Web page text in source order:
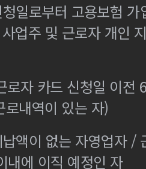
일로부터 고용보험
업주 및 근로자 개인
로자 카드 신청일 이전
내역이 있는 자)
액이 없는 자영업자 /
내에 이직 예정인 자